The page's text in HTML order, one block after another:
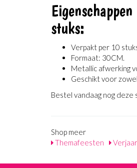
stuks:
Verpakt per 10
Formaat: 30CM.
Metallic afwerking
Geschikt voor
Bestel vandaag nog
Shop meer
Themafeesten